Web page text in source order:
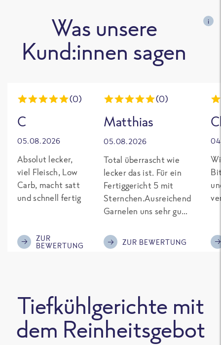
Was unsere
Kund:innen sagen
i
(0)
C
05.08.2026
Absolut lecker,
viel Fleisch, Low
Carb, macht satt
und schnell fertig
ZUR
BEWERTUNG
(0)
Matthias
05.08.2026
Total überrascht wie
lecker das ist. Für ein
Fertiggericht 5 mit
Sternchen.Ausreichend
Garnelen uns sehr gut
Kompliment
ZUR BEWERTUNG
Tiefkühlgerichte mit
dem Reinheitsgebot